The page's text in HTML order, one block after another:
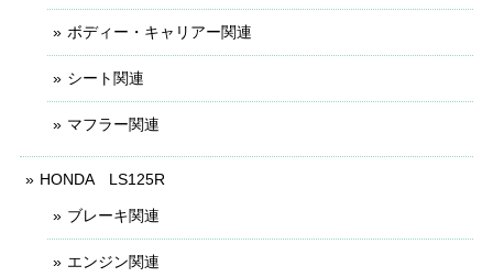
ボディー・キャリアー関連
シート関連
マフラー関連
HONDA LS125R
ブレーキ関連
エンジン関連